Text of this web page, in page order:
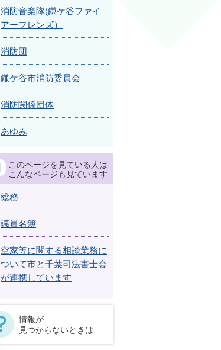
消防音楽隊(鎌ケ谷ファイ
アーフレンズ）
消防団
鎌ケ谷市消防委員会
消防関係団体
あゆみ
このページを見ている人は
こんなページも見ています
総務
議員名簿
空家等に関する相談業務に
ついて市と千葉司法書士会
が連携しています
情報が
見つからないときは